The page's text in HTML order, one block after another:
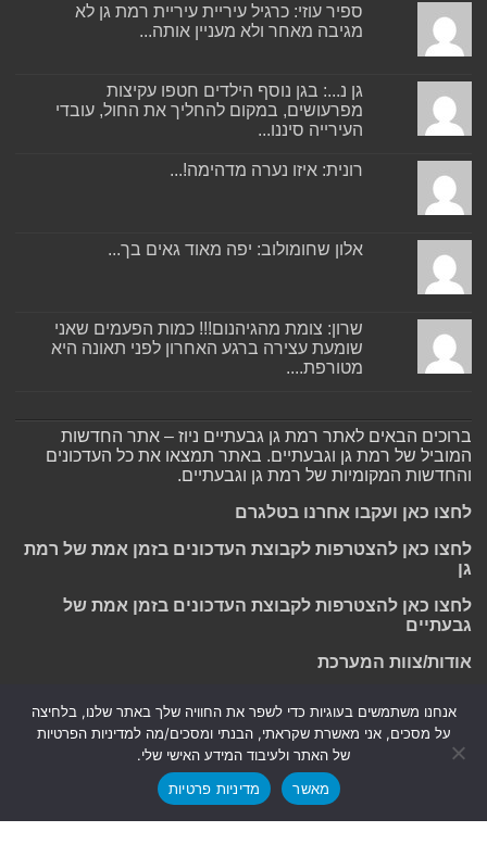
ספיר עוזי: כרגיל עיריית עיריית רמת גן לא
מגיבה מאחר ולא מעניין אותה...
גן נ...: בגן נוסף הילדים חטפו עקיצות
מפרעושים, במקום להחליך את החול, עובדי
העירייה סיננו...
רונית: איזו נערה מדהימה!...
אלון שחומולוב: יפה מאוד גאים בך...
שרון: צומת מהגיהנום!!! כמות הפעמים שאני
שומעת עצירה ברגע האחרון לפני תאונה היא
מטורפת....
ברוכים הבאים לאתר רמת גן גבעתיים ניוז – אתר החדשות
המוביל של רמת גן וגבעתיים. באתר תמצאו את כל העדכונים
והחדשות המקומיות של רמת גן וגבעתיים.
לחצו כאן ועקבו אחרנו בטלגרם
לחצו כאן להצטרפות לקבוצת העדכונים בזמן אמת של רמת
גן
לחצו כאן להצטרפות לקבוצת העדכונים בזמן אמת של
גבעתיים
אודות/צוות המערכת
Powered byNintay
© כל הזכויות שמורות 2026, רמת גן גבעתיים ניוז.
חדשות בת ים-חולון|חדשות רמת גן-גבעתיים|חדשות בקעת אונו|
אנחנו משתמשים בעוגיות כדי לשפר את החוויה שלך באתר שלנו, בלחיצה
על מסכים, אני מאשרת שקראתי, הבנתי ומסכים/מה למדיניות הפרטיות
של האתר ולעיבוד המידע האישי שלי.
מאשר
מדיניות פרטיות